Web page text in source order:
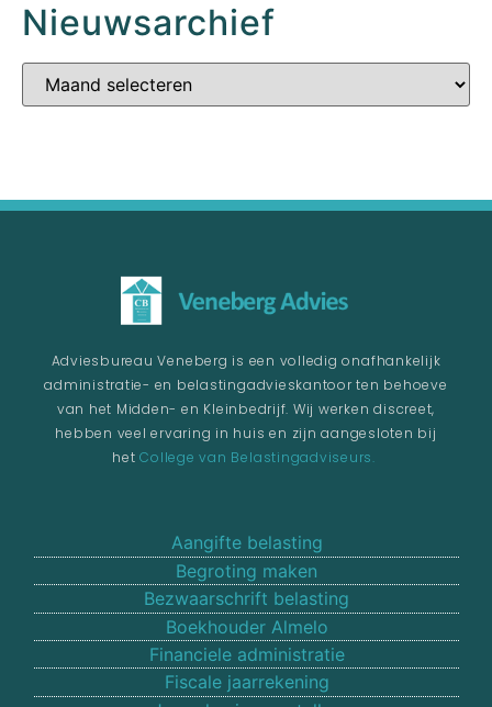
Nieuwsarchief
Adviesbureau Veneberg is een volledig onafhankelijk
administratie- en belastingadvieskantoor ten behoeve
van het Midden- en Kleinbedrijf. Wij werken discreet,
hebben veel ervaring in huis en zijn aangesloten bij
hetCollege van Belastingadviseurs.
Aangifte belasting
Begroting maken
Bezwaarschrift belasting
Boekhouder Almelo
Financiele administratie
Fiscale jaarrekening